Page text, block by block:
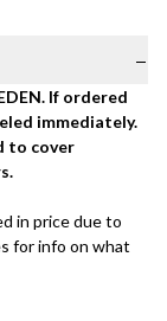
If ordered
immediately.
to cover
in price due to
for info on what